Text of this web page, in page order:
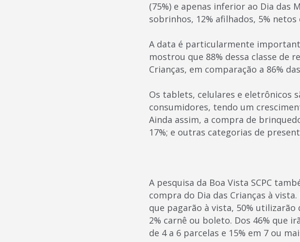
(75%) e apenas inferior ao Dia das
sobrinhos, 12% afilhados, 5% netos
A data é particularmente
mostrou que 88% dessa classe de
Crianças, em comparação a 86%
Os tablets, celulares e eletrônicos
consumidores, tendo um
Ainda assim, a compra de
17%; e outras categorias de
A pesquisa da Boa Vista SCPC
compra do Dia das Crianças à
que pagarão à vista, 50%
2% carnê ou boleto. Dos 46% que
de 4 a 6 parcelas e 15% em 7 ou